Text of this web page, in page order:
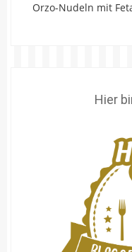
Orzo-Nudeln mit
Hier